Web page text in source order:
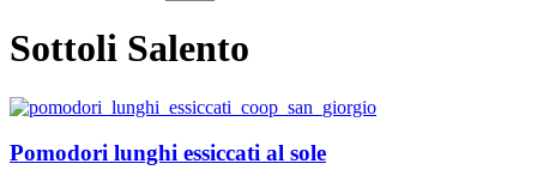
Sottoli Salento
Pomodori lunghi essiccati al sole